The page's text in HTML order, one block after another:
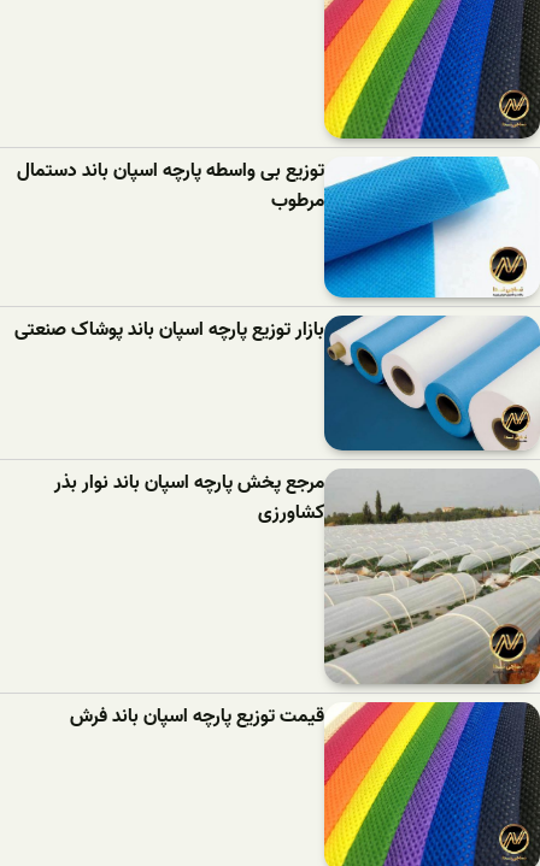
توزیع بی واسطه پارچه اسپان باند دستمال
مرطوب
بازار توزیع پارچه اسپان باند پوشاک صنعتی
مرجع پخش پارچه اسپان باند نوار بذر
کشاورزی
قیمت توزیع پارچه اسپان باند فرش